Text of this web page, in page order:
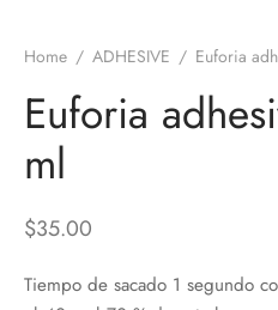
Home / ADHESIVE / Euforia
Euforia
ml
$35.00
Tiempo de sacado 1 segundo